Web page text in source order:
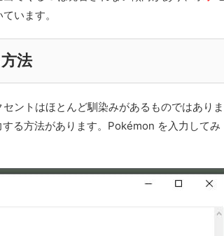
います。
法
ントはほとんど馴染みがあるものではありま
る方法があります。Pokémon を入力してみ